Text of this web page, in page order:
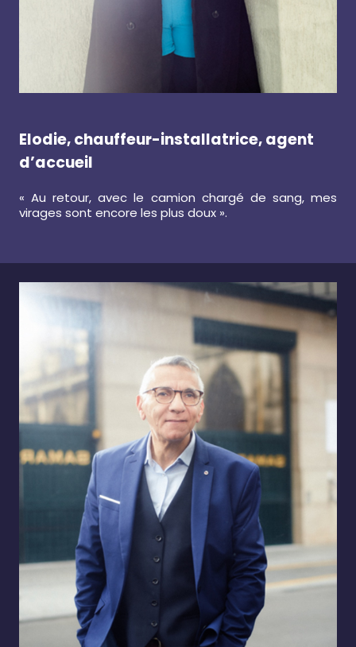
Elodie, chauffeur-installatrice, agent
d’accueil
« Au retour, avec le camion chargé de sang, mes
virages sont encore les plus doux ».